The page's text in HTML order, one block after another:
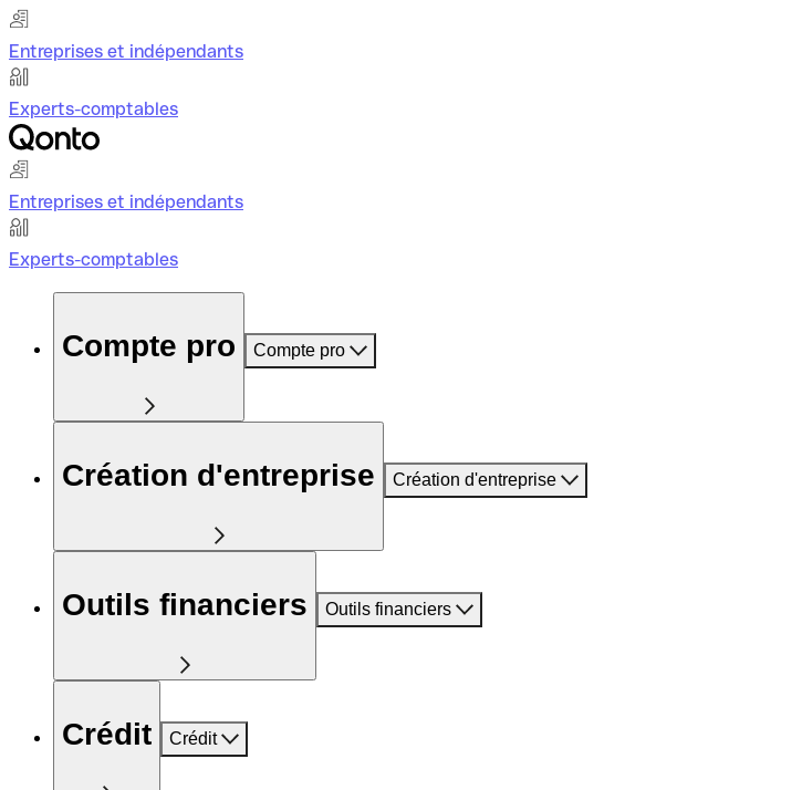
Entreprises et indépendants
Experts-comptables
Entreprises et indépendants
Experts-comptables
Compte pro Compte pro
Création d'entreprise Création d'entreprise
Outils financiers Outils financiers
Crédit Crédit